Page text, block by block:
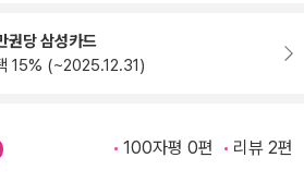
권당 삼성카드
15% (~2025.12.31)
100자평 0편 리뷰 2편